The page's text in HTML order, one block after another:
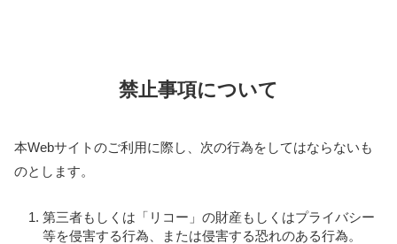
禁止事項について
本Webサイトのご利用に際し、次の行為をしてはならないも
のとします。
第三者もしくは「リコー」の財産もしくはプライバシー
等を侵害する行為、または侵害する恐れのある行為。